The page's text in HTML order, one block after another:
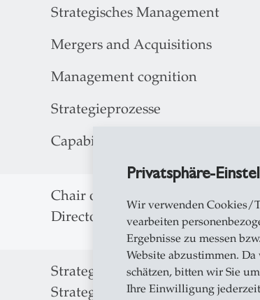
Privatsphäre-
Wir verwenden Cookies/
vearbeiten
Ergebnisse zu messen
Website abzustimmen.
schätzen, bitten wir Sie
Ihre Einwilligung
Strategisches Management
Mergers and Acquisitions
Management cognition
Strategieprozesse
Capability dynamics
Chair of Strategic Management
Director of the Institute of
Strategic Management (SIM
Strategic Renewal (SIM Kurs)